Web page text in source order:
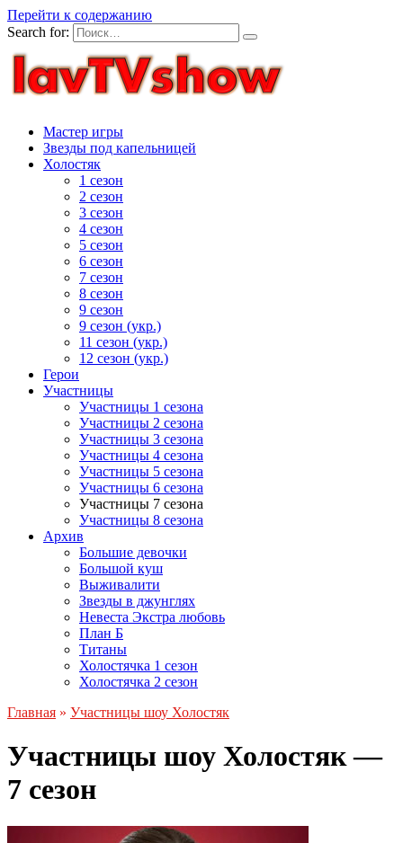
Перейти к содержанию
Search for:
Мастер игры
Звезды под капельницей
Холостяк
1 сезон
2 сезон
3 сезон
4 сезон
5 сезон
6 сезон
7 сезон
8 сезон
9 сезон
9 сезон (укр.)
11 сезон (укр.)
12 сезон (укр.)
Герои
Участницы
Участницы 1 сезона
Участницы 2 сезона
Участницы 3 сезона
Участницы 4 сезона
Участницы 5 сезона
Участницы 6 сезона
Участницы 7 сезона
Участницы 8 сезона
Архив
Большие девочки
Большой куш
Выживалити
Звезды в джунглях
Невеста Экстра любовь
План Б
Титаны
Холостячка 1 сезон
Холостячка 2 сезон
Главная » Участницы шоу Холостяк
Участницы шоу Холостяк —
7 сезон